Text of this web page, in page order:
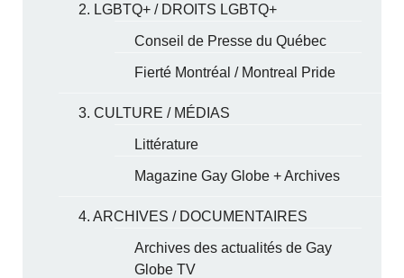
2. LGBTQ+ / DROITS LGBTQ+
Conseil de Presse du Québec
Fierté Montréal / Montreal Pride
3. CULTURE / MÉDIAS
Littérature
Magazine Gay Globe + Archives
4. ARCHIVES / DOCUMENTAIRES
Archives des actualités de Gay
Globe TV